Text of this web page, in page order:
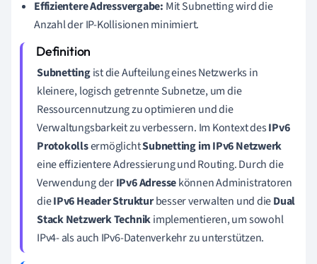
Effizientere Adressvergabe: Mit Subnetting wird die
Anzahl der IP-Kollisionen minimiert.
Subnettingist die Aufteilung eines Netzwerks in
kleinere, logisch getrennte Subnetze, um die
Ressourcennutzung zu optimieren und die
Verwaltungsbarkeit zu verbessern. Im Kontext desIPv6
ProtokollsermöglichtSubnetting im IPv6 Netzwerk
eine effizientere Adressierung und Routing. Durch die
Verwendung derIPv6 Adressekönnen Administratoren
dieIPv6 Header Strukturbesser verwalten und dieDual
Stack Netzwerk Technikimplementieren, um sowohl
IPv4- als auch IPv6-Datenverkehr zu unterstützen.